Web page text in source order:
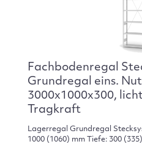
Fachbodenregal
Grundregal eins.
3000x1000x300,
Tragkraft
Lagerregal Grundregal
1000 (1060) mm Tiefe: 300